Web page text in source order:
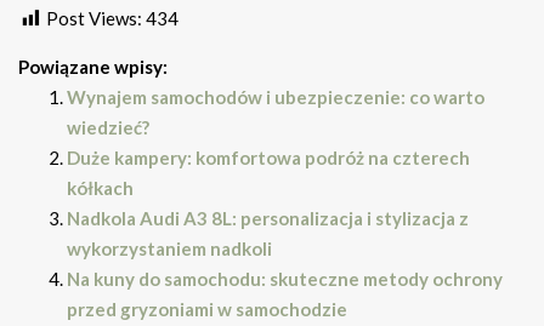
Post Views: 434
Powiązane wpisy:
Wynajem samochodów i ubezpieczenie: co warto
wiedzieć?
Duże kampery: komfortowa podróż na czterech
kółkach
Nadkola Audi A3 8L: personalizacja i stylizacja z
wykorzystaniem nadkoli
Na kuny do samochodu: skuteczne metody ochrony
przed gryzoniami w samochodzie